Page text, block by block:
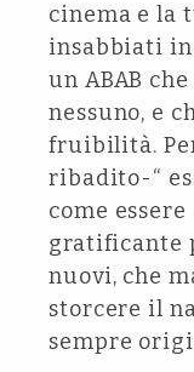
cinema e la
insabbiati
un ABAB
nessuno, e
fruibilità.
ribadito-“
come
gratificante
nuovi, che
storcere il
sempre